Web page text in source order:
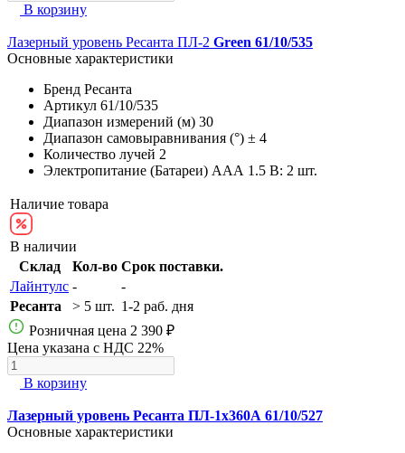
В корзину
Лазерный уровень Ресанта ПЛ-2 Green 61/10/535
Основные характеристики
Бренд Ресанта
Артикул 61/10/535
Диапазон измерений (м) 30
Диапазон самовыравнивания (°) ± 4
Количество лучей 2
Электропитание (Батареи) AAА 1.5 В: 2 шт.
Наличие товара
В наличии
Склад
Кол-во Срок поставки.
Лайнтулс -
-
Ресанта
> 5 шт. 1-2 раб. дня
Розничная цена 2 390 ₽
Цена указана с НДС 22%
В корзину
Лазерный уровень Ресанта ПЛ-1x360А 61/10/527
Основные характеристики